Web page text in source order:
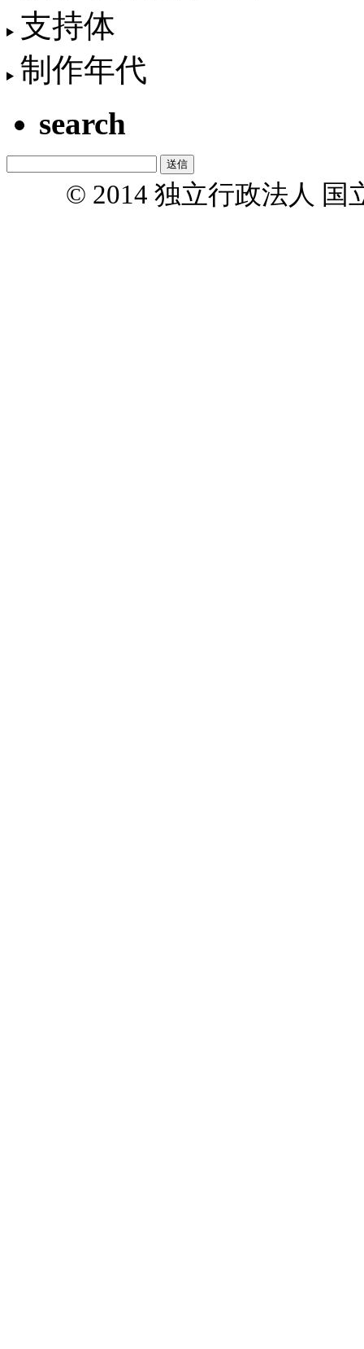
支持体
制作年代
search
© 2014 独立行政法人 国